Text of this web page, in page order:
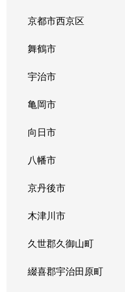
京都市西京区
舞鶴市
宇治市
亀岡市
向日市
八幡市
京丹後市
木津川市
久世郡久御山町
綴喜郡宇治田原町